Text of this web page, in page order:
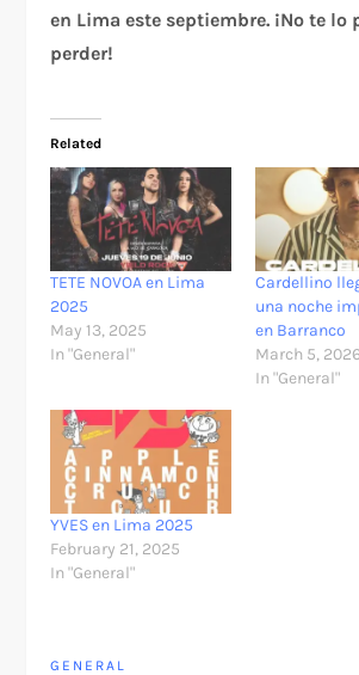
en Lima este septiembre. ¡No te lo
perder!
Related
TETE NOVOA en Lima
2025
May 13, 2025
In "General"
Cardellino
una noche
en Barranco
March 5, 2026
In "General"
YVES en Lima 2025
February 21, 2025
In "General"
GENERAL